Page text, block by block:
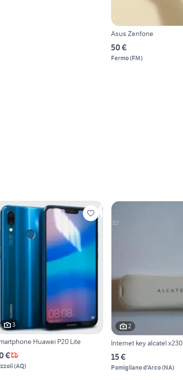
Asus Zenfone
50 €
Fermo(FM)
3
Huawei P20 Lite
€
(AQ)
2
Internet key alcatel x230
15 €
Pomigliano d'Arco(NA)